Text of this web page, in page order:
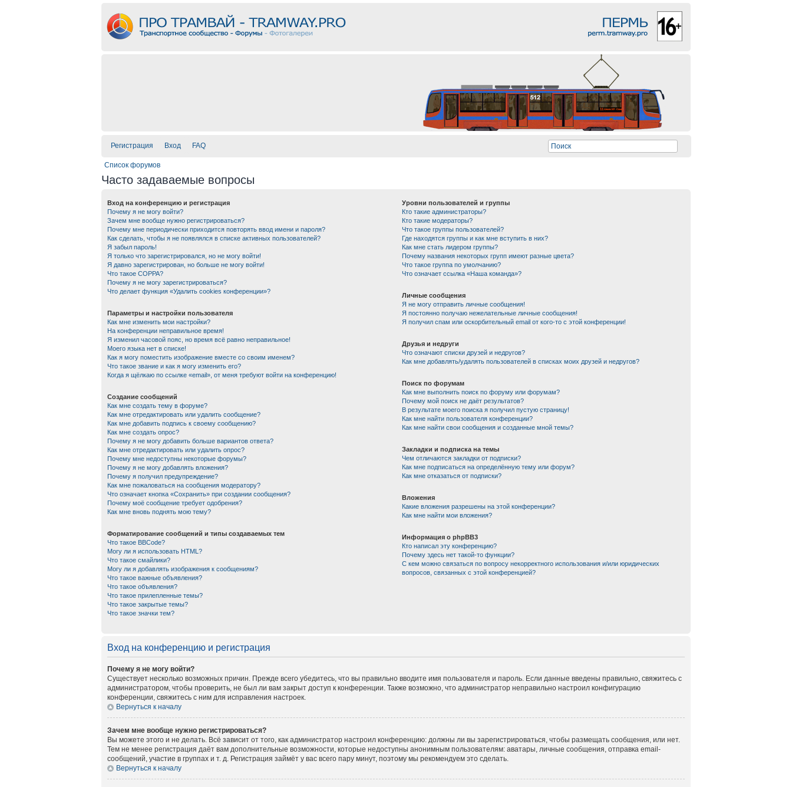
Регистрация Вход FAQ
Список форумов
Часто задаваемые вопросы
Вход на конференцию и регистрация
Почему я не могу войти?
Зачем мне вообще нужно регистрироваться?
Почему мне периодически приходится повторять ввод имени и пароля?
Как сделать, чтобы я не появлялся в списке активных пользователей?
Я забыл пароль!
Я только что зарегистрировался, но не могу войти!
Я давно зарегистрирован, но больше не могу войти!
Что такое COPPA?
Почему я не могу зарегистрироваться?
Что делает функция «Удалить cookies конференции»?
Параметры и настройки пользователя
Как мне изменить мои настройки?
На конференции неправильное время!
Я изменил часовой пояс, но время всё равно неправильное!
Моего языка нет в списке!
Как я могу поместить изображение вместе со своим именем?
Что такое звание и как я могу изменить его?
Когда я щёлкаю по ссылке «email», от меня требуют войти на конференцию!
Создание сообщений
Как мне создать тему в форуме?
Как мне отредактировать или удалить сообщение?
Как мне добавить подпись к своему сообщению?
Как мне создать опрос?
Почему я не могу добавить больше вариантов ответа?
Как мне отредактировать или удалить опрос?
Почему мне недоступны некоторые форумы?
Почему я не могу добавлять вложения?
Почему я получил предупреждение?
Как мне пожаловаться на сообщения модератору?
Что означает кнопка «Сохранить» при создании сообщения?
Почему моё сообщение требует одобрения?
Как мне вновь поднять мою тему?
Форматирование сообщений и типы создаваемых тем
Что такое BBCode?
Могу ли я использовать HTML?
Что такое смайлики?
Могу ли я добавлять изображения к сообщениям?
Что такое важные объявления?
Что такое объявления?
Что такое прилепленные темы?
Что такое закрытые темы?
Что такое значки тем?
Уровни пользователей и группы
Кто такие администраторы?
Кто такие модераторы?
Что такое группы пользователей?
Где находятся группы и как мне вступить в них?
Как мне стать лидером группы?
Почему названия некоторых групп имеют разные цвета?
Что такое группа по умолчанию?
Что означает ссылка «Наша команда»?
Личные сообщения
Я не могу отправить личные сообщения!
Я постоянно получаю нежелательные личные сообщения!
Я получил спам или оскорбительный email от кого-то с этой конференции!
Друзья и недруги
Что означают списки друзей и недругов?
Как мне добавлять/удалять пользователей в списках моих друзей и недругов?
Поиск по форумам
Как мне выполнить поиск по форуму или форумам?
Почему мой поиск не даёт результатов?
В результате моего поиска я получил пустую страницу!
Как мне найти пользователя конференции?
Как мне найти свои сообщения и созданные мной темы?
Закладки и подписка на темы
Чем отличаются закладки от подписки?
Как мне подписаться на определённую тему или форум?
Как мне отказаться от подписки?
Вложения
Какие вложения разрешены на этой конференции?
Как мне найти мои вложения?
Информация о phpBB3
Кто написал эту конференцию?
Почему здесь нет такой-то функции?
С кем можно связаться по вопросу некорректного использования и/или юридических
вопросов, связанных с этой конференцией?
Вход на конференцию и регистрация
Почему я не могу войти?
Существует несколько возможных причин. Прежде всего убедитесь, что вы правильно вводите имя пользователя и пароль. Если данные введены правильно, свяжитесь с
администратором, чтобы проверить, не был ли вам закрыт доступ к конференции. Также возможно, что администратор неправильно настроил конфигурацию
конференции, свяжитесь с ним для исправления настроек.
Вернуться к началу
Зачем мне вообще нужно регистрироваться?
Вы можете этого и не делать. Всё зависит от того, как администратор настроил конференцию: должны ли вы зарегистрироваться, чтобы размещать сообщения, или нет.
Тем не менее регистрация даёт вам дополнительные возможности, которые недоступны анонимным пользователям: аватары, личные сообщения, отправка email-
сообщений, участие в группах и т. д. Регистрация займёт у вас всего пару минут, поэтому мы рекомендуем это сделать.
Вернуться к началу